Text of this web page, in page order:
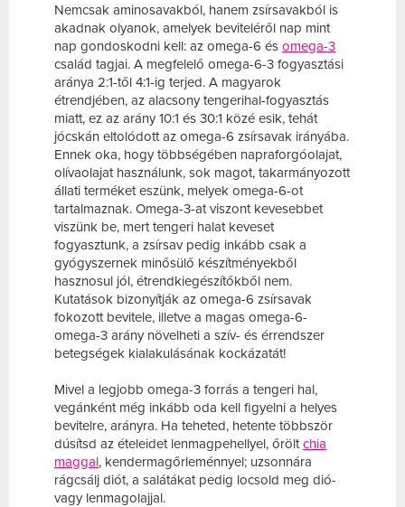
Nemcsak aminosavakból, hanem zsírsavakból is
akadnak olyanok, amelyek beviteléről nap mint
nap gondoskodni kell: az omega-6 és omega-3
család tagjai. A megfelelő omega-6-3 fogyasztási
aránya 2:1-től 4:1-ig terjed. A magyarok
étrendjében, az alacsony tengerihal-fogyasztás
miatt, ez az arány 10:1 és 30:1 közé esik, tehát
jócskán eltolódott az omega-6 zsírsavak irányába.
Ennek oka, hogy többségében napraforgóolajat,
olívaolajat használunk, sok magot, takarmányozott
állati terméket eszünk, melyek omega-6-ot
tartalmaznak. Omega-3-at viszont kevesebbet
viszünk be, mert tengeri halat keveset
fogyasztunk, a zsírsav pedig inkább csak a
gyógyszernek minősülő készítményekből
hasznosul jól, étrendkiegészítőkből nem.
Kutatások bizonyítják az omega-6 zsírsavak
fokozott bevitele, illetve a magas omega-6-
omega-3 arány növelheti a szív- és érrendszer
betegségek kialakulásának kockázatát!
Mivel a legjobb omega-3 forrás a tengeri hal,
vegánként még inkább oda kell figyelni a helyes
bevitelre, arányra. Ha teheted, hetente többször
dúsítsd az ételeidet lenmagpehellyel, őröltchia
maggal, kendermagőrleménnyel; uzsonnára
rágcsálj diót, a salátákat pedig locsold meg dió-
vagy lenmagolajjal.